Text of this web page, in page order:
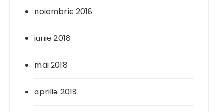
noiembrie 2018
iunie 2018
mai 2018
aprilie 2018